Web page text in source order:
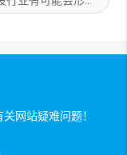
网站疑难问题！